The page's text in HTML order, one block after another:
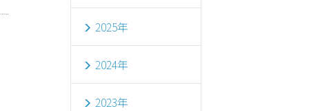
2025年
2024年
2023年